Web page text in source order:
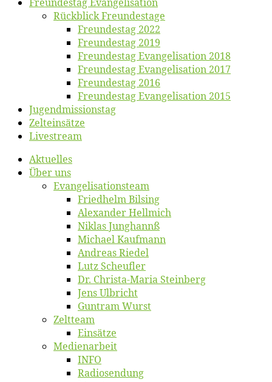
Rück­blick Freundestage
Freun­des­tag 2022
Freun­des­tag 2019
Freun­des­tag Evan­ge­li­sa­ti­on 2018
Freun­des­tag Evan­ge­li­sa­ti­on 2017
Freun­des­tag 2016
Freun­des­tag Evan­ge­li­sa­ti­on 2015
Jugend­mis­sions­tag
Zelt­ein­sät­ze
Live­stream
Ak­tu­el­les
Über uns
Evangelisa­tions­team
Fried­helm Bilsing
Alex­an­der Hellmich
Ni­klas Junghannß
Mi­cha­el Kaufmann
An­dre­as Riedel
Lutz Scheuf­ler
Dr. Chris­­ta-Ma­ria Steinberg
Jens Ulb­richt
Gun­tram Wurst
Zelt­team
Ein­sät­ze
Me­di­en­ar­beit
INFO
Ra­dio­sen­dung